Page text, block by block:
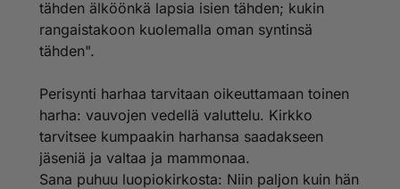
tähden älköönkä lapsia isien tähden; kukin
rangaistakoon kuolemalla oman syntinsä
tähden".
Perisynti harhaa tarvitaan oikeuttamaan toinen
harha: vauvojen vedellä valuttelu. Kirkko
tarvitsee kumpaakin harhansa saadakseen
jäseniä ja valtaa ja mammonaa.
Sana puhuu luopiokirkosta: Niin paljon kuin hän